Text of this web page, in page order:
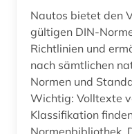
Nautos bietet den
gültigen DIN-
Richtlinien und
nach sämtlichen
Normen und
Wichtig: Volltexte
Klassifikation